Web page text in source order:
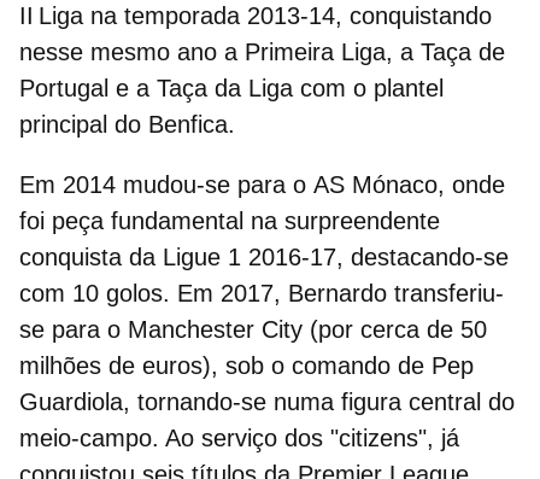
II Liga na temporada 2013‑14, conquistando
nesse mesmo ano a Primeira Liga, a Taça de
Portugal e a Taça da Liga com o plantel
principal do Benfica.
Em 2014 mudou-se para o AS Mónaco, onde
foi peça fundamental na surpreendente
conquista da Ligue 1 2016‑17, destacando-se
com 10 golos. Em 2017, Bernardo transferiu-
se para o Manchester City (por cerca de 50
milhões de euros), sob o comando de Pep
Guardiola, tornando-se numa figura central do
meio-campo. Ao serviço dos "citizens", já